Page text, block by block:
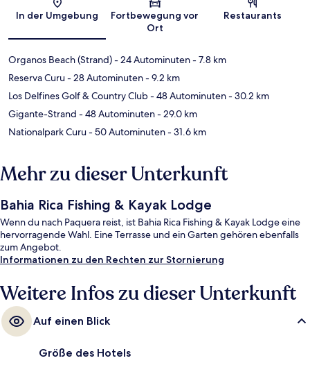
Karte
In der Umgebung
Fortbewegung vor
Ort
Restaurants
Organos Beach (Strand)- 24 Autominuten- 7.8 km
Reserva Curu- 28 Autominuten- 9.2 km
Los Delfines Golf & Country Club- 48 Autominuten- 30.2 km
Gigante-Strand - 48 Autominuten- 29.0 km
Nationalpark Curu- 50 Autominuten- 31.6 km
Mehr zu dieser Unterkunft
Bahia Rica Fishing & Kayak Lodge
Wenn du nach Paquera reist, ist Bahia Rica Fishing & Kayak Lodge eine
hervorragende Wahl. Eine Terrasse und ein Garten gehören ebenfalls
zum Angebot.
Informationen zu den Rechten zur Stornierung
Weitere Infos zu dieser Unterkunft
Auf einen Blick
Größe des Hotels